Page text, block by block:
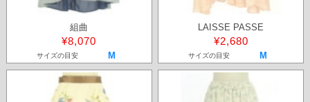
組曲
¥8,070
サイズの目安 M
LAISSE PASSE
¥2,680
サイズの目安 M